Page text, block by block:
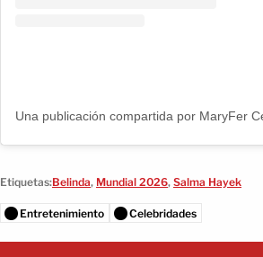
Etiquetas:Belinda, Mundial 2026, Salma Hayek
Entretenimiento Celebridades